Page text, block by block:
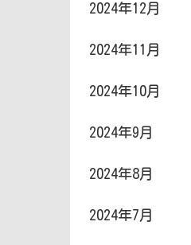
2024年12月
2024年11月
2024年10月
2024年9月
2024年8月
2024年7月